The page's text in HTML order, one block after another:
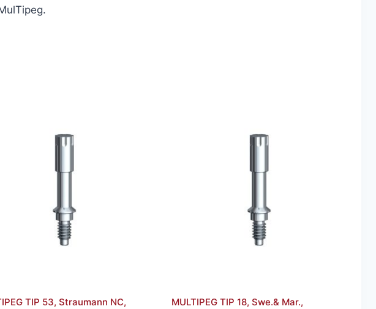
TIP 53, Straumann NC, MULTIPEG TIP 18, Swe.& Mar.,